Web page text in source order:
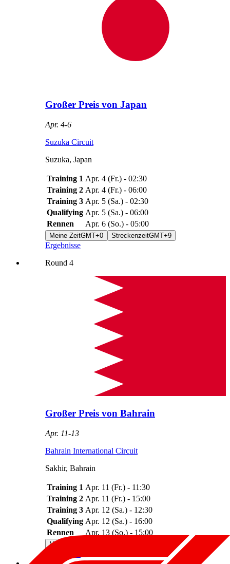
Großer Preis von Japan
Apr. 4-6
Suzuka Circuit
Suzuka, Japan
Training 1 Apr. 4 (Fr.) - 02:30
Training 2 Apr. 4 (Fr.) - 06:00
Training 3 Apr. 5 (Sa.) - 02:30
Qualifying Apr. 5 (Sa.) - 06:00
Rennen
Apr. 6 (So.) - 05:00
Meine ZeitGMT+0 StreckenzeitGMT+9
Ergebnisse
Round 4
Großer Preis von Bahrain
Apr. 11-13
Bahrain International Circuit
Sakhir, Bahrain
Training 1 Apr. 11 (Fr.) - 11:30
Training 2 Apr. 11 (Fr.) - 15:00
Training 3 Apr. 12 (Sa.) - 12:30
Qualifying Apr. 12 (Sa.) - 16:00
Rennen
Apr. 13 (So.) - 15:00
Meine Zeit